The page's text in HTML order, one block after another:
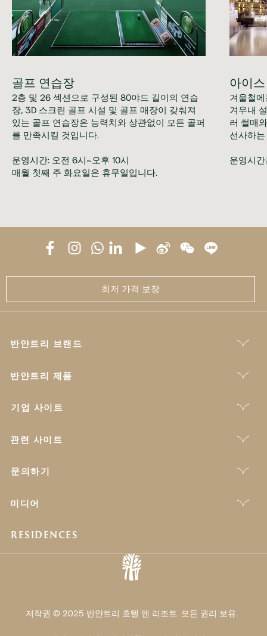
골프 연습장
2층 및 26 섹션으로 구성된 80야드 길이의 연습
장, 3D 스크린 골프 시설 및 골프 매장이 갖춰져
있는 골프 연습장은 능력치와 상관없이 모든 골퍼
를 만족시킬 것입니다.
운영시간: 오전 6시~오후 10시
매월 첫째 주 화요일은 휴무일입니다.
아이
겨울철
겨우내
러 썰매
선사하
운영시
최저 가격 보장
반얀트리 브랜드
반얀트리 제품
기업 사이트
관련 사이트
문의하기
미디어
RESIDENCES
저작권 © 2025 반얀트리 호텔 앤 리조트. 모든 권리 보유.